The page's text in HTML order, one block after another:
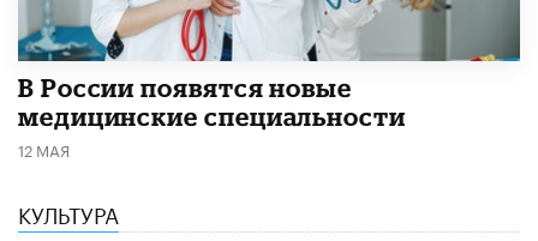
В России появятся новые
медицинские специальности
12 МАЯ
КУЛЬТУРА